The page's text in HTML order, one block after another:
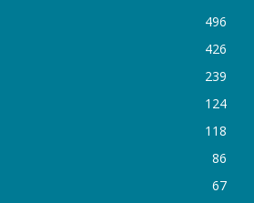
496
426
239
124
118
86
67